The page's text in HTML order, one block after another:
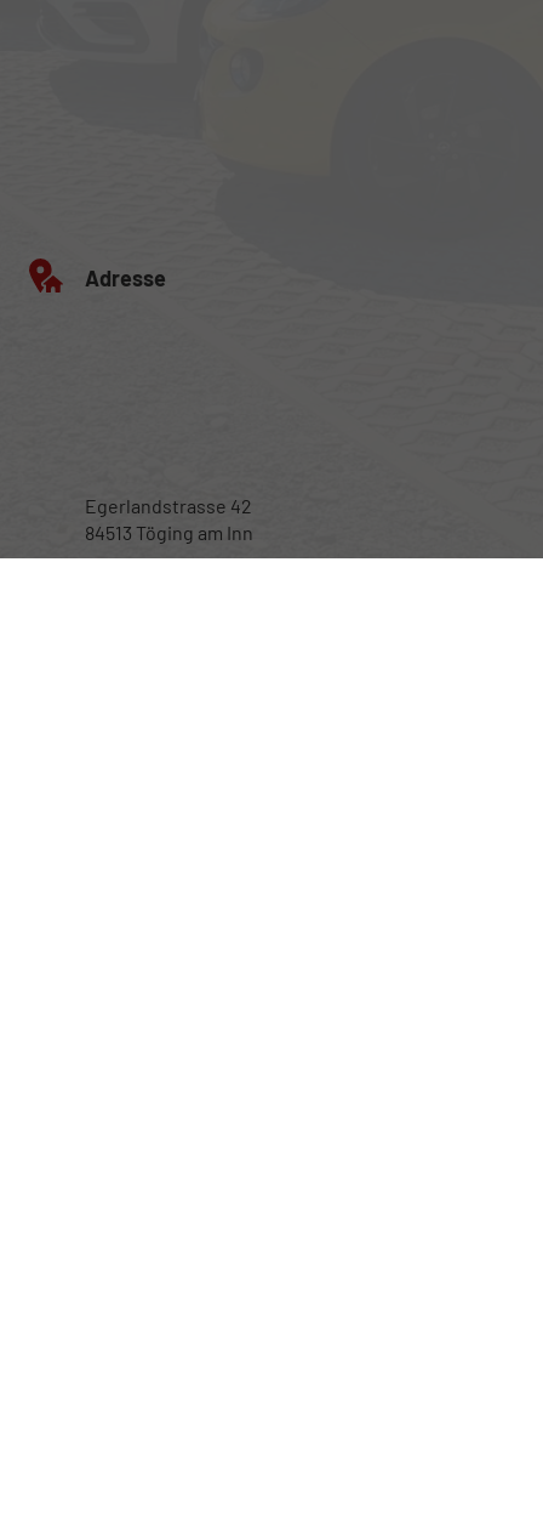
Adresse
Egerlandstrasse 42
84513 Töging am Inn